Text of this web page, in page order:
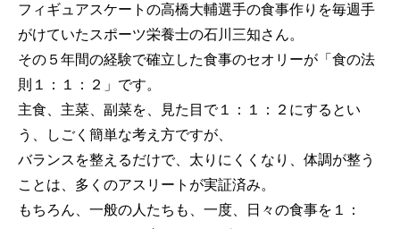
フィギュアスケートの高橋大輔選手の食事作りを毎週手
がけていたスポーツ栄養士の石川三知さん。
その５年間の経験で確立した食事のセオリーが「食の法
則１：１：２」です。
主食、主菜、副菜を、見た目で１：１：２にするとい
う、しごく簡単な考え方ですが、
バランスを整えるだけで、太りにくくなり、体調が整う
ことは、多くのアスリートが実証済み。
もちろん、一般の人たちも、一度、日々の食事を１：